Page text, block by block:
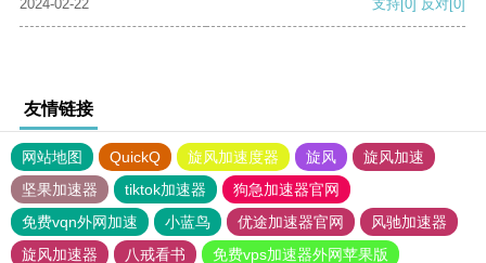
2024-02-22 支持[0] 反对[0]
友情链接
网站地图 QuickQ 旋风加速度器 旋风
旋风加速
坚果加速器
tiktok加速器
狗急加速器官网
免费vqn外网加速
小蓝鸟 优途加速器官网
风驰加速器
旋风加速器
八戒看书 免费vps加速器外网苹果版